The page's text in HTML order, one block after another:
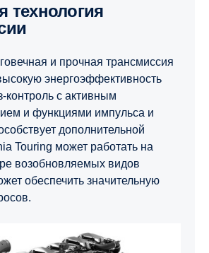
и прочная трансмиссия
энергоэффективность
контроль с активным
и функциями импульса и
дополнительной
Touring может работать на
возобновляемых видов
обеспечить значительную